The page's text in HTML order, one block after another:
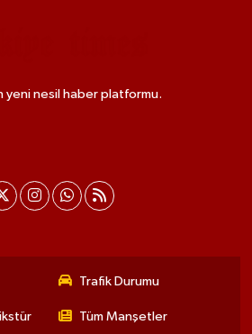
yeni nesil haber platformu.
Trafik Durumu
Tüm Manşetler